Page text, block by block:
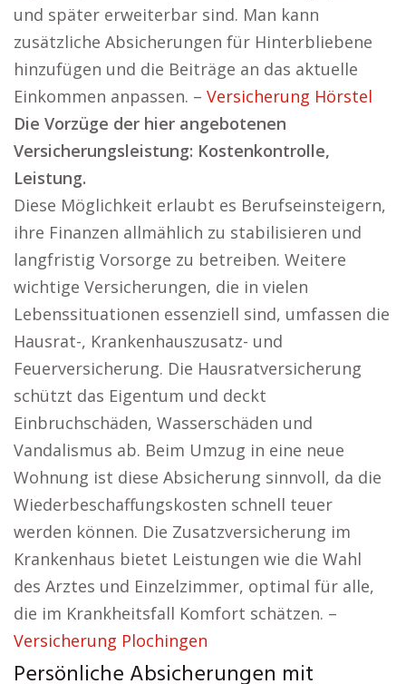
und später erweiterbar sind. Man kann
zusätzliche Absicherungen für Hinterbliebene
hinzufügen und die Beiträge an das aktuelle
Einkommen anpassen. – Versicherung Hörstel
Die Vorzüge der hier angebotenen
Versicherungsleistung: Kostenkontrolle,
Leistung.
Diese Möglichkeit erlaubt es Berufseinsteigern,
ihre Finanzen allmählich zu stabilisieren und
langfristig Vorsorge zu betreiben. Weitere
wichtige Versicherungen, die in vielen
Lebenssituationen essenziell sind, umfassen die
Hausrat-, Krankenhauszusatz- und
Feuerversicherung. Die Hausratversicherung
schützt das Eigentum und deckt
Einbruchschäden, Wasserschäden und
Vandalismus ab. Beim Umzug in eine neue
Wohnung ist diese Absicherung sinnvoll, da die
Wiederbeschaffungskosten schnell teuer
werden können. Die Zusatzversicherung im
Krankenhaus bietet Leistungen wie die Wahl
des Arztes und Einzelzimmer, optimal für alle,
die im Krankheitsfall Komfort schätzen. –
Versicherung Plochingen
Persönliche Absicherungen mit